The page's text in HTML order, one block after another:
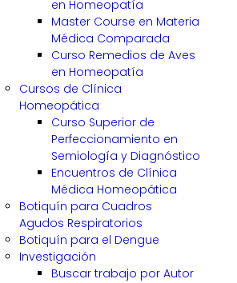
en Homeopatía
Master Course en Materia
Médica Comparada
Curso Remedios de Aves
en Homeopatía
Cursos de Clínica
Homeopática
Curso Superior de
Perfeccionamiento en
Semiología y Diagnóstico
Encuentros de Clínica
Médica Homeopática
Botiquín para Cuadros
Agudos Respiratorios
Botiquín para el Dengue
Investigación
Buscar trabajo por Autor